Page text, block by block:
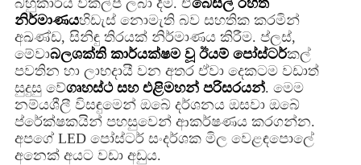
බහුකාර්ය විකල්ප ලබා දීම. ඒබෙසල් රහිත
නිර්මාණයහිඩැස් නොමැති බව සහතික කරමින්
අඛණ්ඩ, සිනිඳු තිරයක් නිර්මාණය කිරීම. ප්ලස්,
මේවාබලශක්ති කාර්යක්ෂම වූ ඊයම් පෝස්ටර්කල්
පවතින හා ලාභදායී වන අතර ඒවා දෙකටම වඩාත්
සුදුසු වේගෘහස්ථ සහ එළිමහන් පරිසරයන්. මෙම
නම්යශීලී විසඳුමෙන් ඔබේ දර්ශනය ඔසවා ඔබේ
ප්රේක්ෂකයින් පහසුවෙන් ආකර්ෂණය කරගන්න.
අපගේ LED පෝස්ටර් සංදර්ශක මිල වෙළඳපොලේ
අනෙක් අයට වඩා අඩුය.